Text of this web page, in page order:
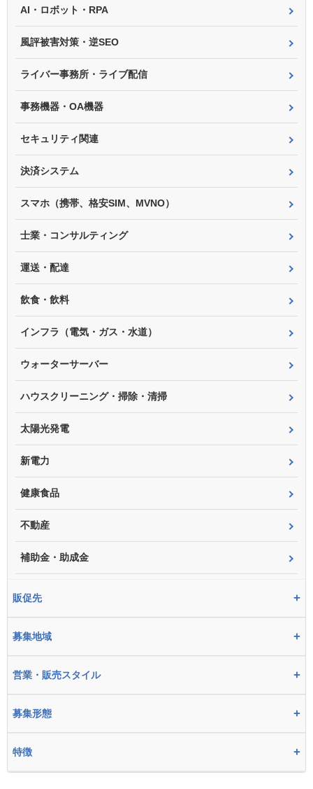
AI・ロボット・RPA
風評被害対策・逆SEO
ライバー事務所・ライブ配信
事務機器・OA機器
セキュリティ関連
決済システム
スマホ（携帯、格安SIM、MVNO）
士業・コンサルティング
運送・配達
飲食・飲料
インフラ（電気・ガス・水道）
ウォーターサーバー
ハウスクリーニング・掃除・清掃
太陽光発電
新電力
健康食品
不動産
補助金・助成金
販促先 +
募集地域 +
営業・販売スタイル +
募集形態 +
特徴 +